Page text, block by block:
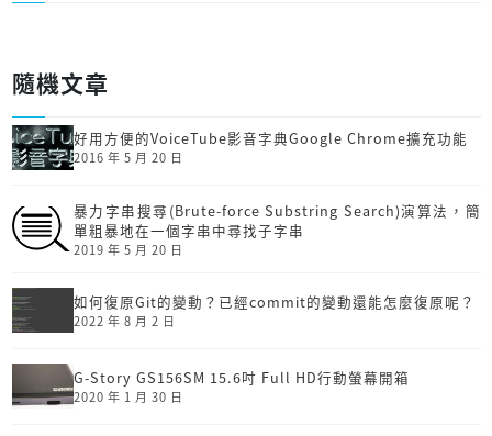
隨機文章
好用方便的VoiceTube影音字典Google Chrome擴充功能
2016 年 5 月 20 日
暴力字串搜尋(Brute-force Substring Search)演算法，簡
單粗暴地在一個字串中尋找子字串
2019 年 5 月 20 日
如何復原Git的變動？已經commit的變動還能怎麼復原呢？
2022 年 8 月 2 日
G-Story GS156SM 15.6吋 Full HD行動螢幕開箱
2020 年 1 月 30 日